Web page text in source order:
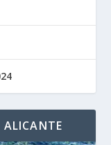
ALICANTE